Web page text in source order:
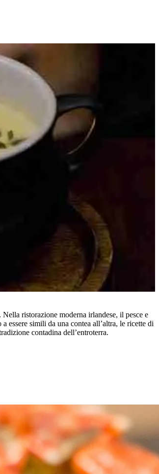
ristorazione moderna irlandese, il pesce e
essere simili da una contea all’altra, le ricette di
contadina dell’entroterra.